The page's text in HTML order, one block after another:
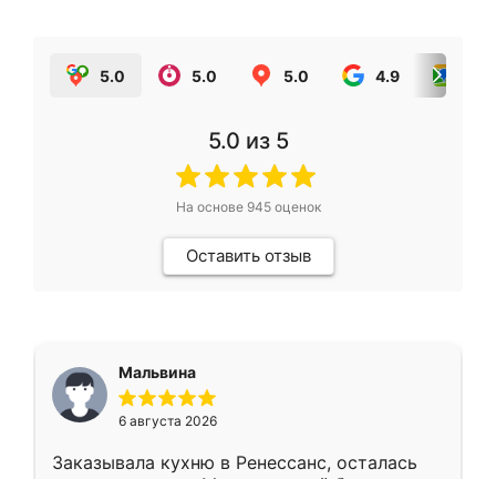
5.0 5.0 5.0 4.9
5.0 из 5
На основе 945оценок
Оставить отзыв
Мальвина
6 августа 2026
Заказывала кухню в Ренессанс, осталась